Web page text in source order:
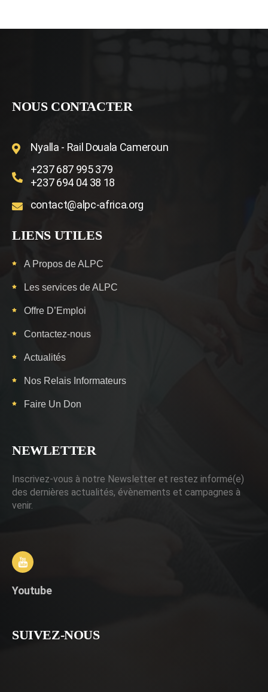
NOUS CONTACTER
Nyalla - Rail Douala Cameroun
+237 687 995 379
+237 694 04 38 18
contact@alpc-africa.org
LIENS UTILES
A Propos de ALPC
Les services de ALPC
Offre D’Emploi
Contactez-nous
Actualités
Nos Relais Informateurs
Faire Un Don
NEWLETTER
Inscrivez-vous à notre Newsletter et restez informé(e)
des dernières actualités, évènements et campagnes à
venir.
Youtube
SUIVEZ-NOUS